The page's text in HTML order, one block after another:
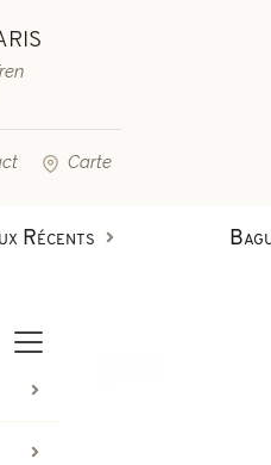
Carte
Récents
vintage & d'occasion
de fiançailles diamant